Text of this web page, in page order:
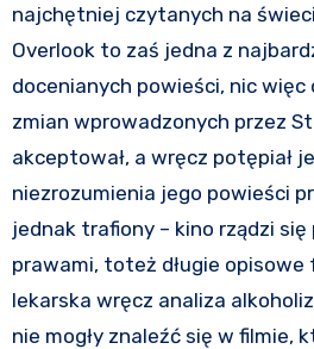
najchętniej czytanych na
Overlook to zaś jedna z
docenianych powieści, nic więc
zmian wprowadzonych przez
akceptował, a wręcz potępiał
niezrozumienia jego powieści
jednak trafiony – kino rządzi się
prawami, toteż długie
lekarska wręcz analiza
nie mogły znaleźć się w filmie,